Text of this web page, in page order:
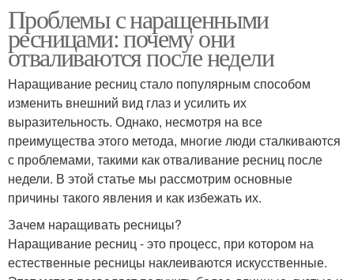
Проблемы с наращенными
ресницами: почему они
отваливаются после недели
Наращивание ресниц стало популярным способом
изменить внешний вид глаз и усилить их
выразительность. Однако, несмотря на все
преимущества этого метода, многие люди сталкиваются
с проблемами, такими как отваливание ресниц после
недели. В этой статье мы рассмотрим основные
причины такого явления и как избежать их.
Зачем наращивать ресницы?
Наращивание ресниц - это процесс, при котором на
естественные ресницы наклеиваются искусственные.